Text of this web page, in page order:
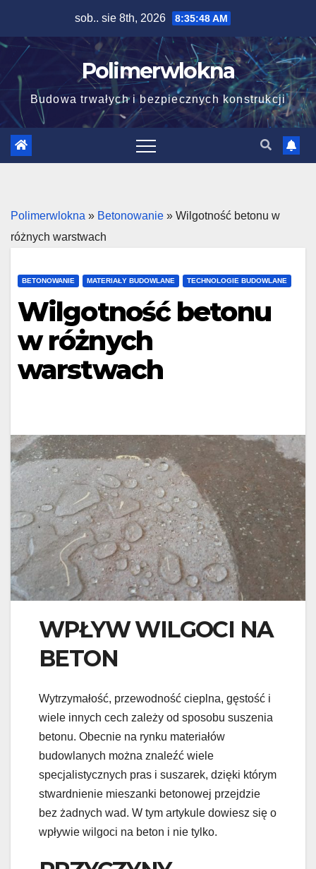
content
sob.. sie 8th, 2026 8:35:49 AM
Polimerwlokna
Budowa trwałych i bezpiecznych konstrukcji
Polimerwlokna » Betonowanie » Wilgotność betonu w
różnych warstwach
BETONOWANIE MATERIAŁY BUDOWLANE TECHNOLOGIE BUDOWLANE
Wilgotność betonu
w różnych
warstwach
WPŁYW WILGOCI NA
BETON
Wytrzymałość, przewodność cieplna, gęstość i
wiele innych cech zależy od sposobu suszenia
betonu. Obecnie na rynku materiałów
budowlanych można znaleźć wiele
specjalistycznych pras i suszarek, dzięki którym
stwardnienie mieszanki betonowej przejdzie
bez żadnych wad. W tym artykule dowiesz się o
wpływie wilgoci na beton i nie tylko.